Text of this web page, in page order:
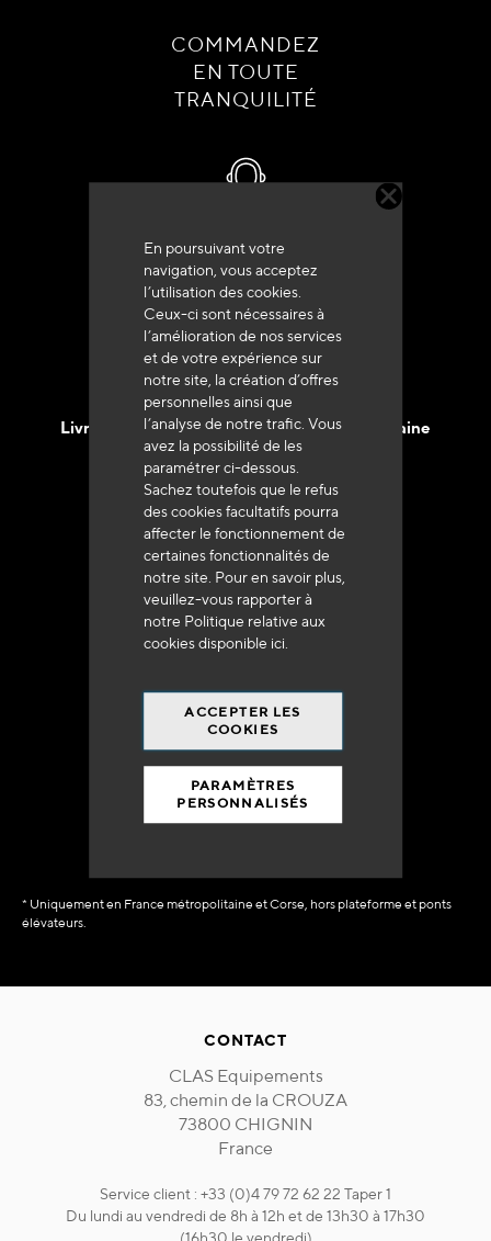
En poursuivant votre
navigation, vous acceptez
l’utilisation des cookies.
Ceux-ci sont nécessaires à
l’amélioration de nos services
et de votre expérience sur
notre site, la création d’offres
personnelles ainsi que
l’analyse de notre trafic. Vous
avez la possibilité de les
paramétrer ci-dessous.
Sachez toutefois que le refus
des cookies facultatifs pourra
affecter le fonctionnement de
certaines fonctionnalités de
notre site. Pour en savoir plus,
veuillez-vous rapporter à
notre Politique relative aux
cookies disponible ici
ACCEPTER LES
COOKIES
PARAMÈTRES
PERSONNALISÉS
COMMANDEZ
EN TOUTE
TRANQUILITÉ
Service client
+33 (0)4 79 72 62 22 Taper 1
Livraison en 48h à 72h en France Métropolitaine
Franco de port
à 250 euros*
90% du catalogue
en disponibilité
immédiate
* Uniquement en France métropolitaine et Corse, hors plateforme et ponts
élévateurs.
CONTACT
CLAS Equipements
83, chemin de la CROUZA
73800 CHIGNIN
France
Service client : +33 (0)4 79 72 62 22 Taper 1
Du lundi au vendredi de 8h à 12h et de 13h30 à 17h30